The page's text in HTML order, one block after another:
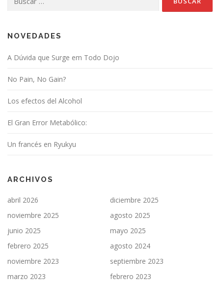
NOVEDADES
A Dúvida que Surge em Todo Dojo
No Pain, No Gain?
Los efectos del Alcohol
El Gran Error Metabólico:
Un francés en Ryukyu
ARCHIVOS
abril 2026
diciembre 2025
noviembre 2025
agosto 2025
junio 2025
mayo 2025
febrero 2025
agosto 2024
noviembre 2023
septiembre 2023
marzo 2023
febrero 2023